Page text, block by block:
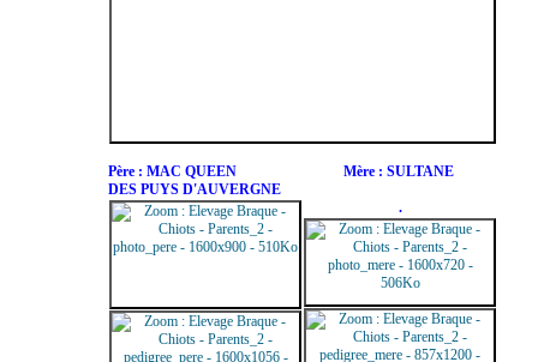
Père : MAC QUEEN
DES PUYS D'AUVERGNE
Mère : SULTANE
.